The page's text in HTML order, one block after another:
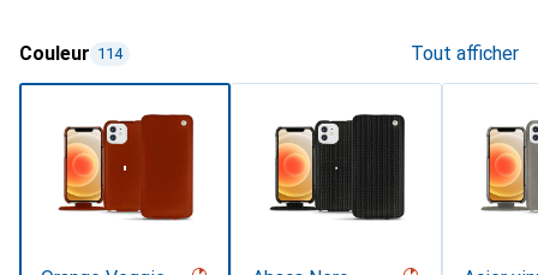
Couleur 114 Tout afficher